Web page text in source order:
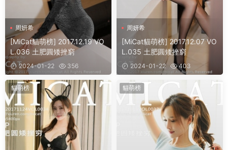
周妍希
[MiCat貓萌榜] 2017.12.19 VO
L.036 土肥圓矮挫窮
2024-01-22 356
周妍希
[MiCat貓萌榜] 2017.12.07 VO
L.035 土肥圓矮挫窮
2024-01-22 403
貓萌榜 貓萌榜